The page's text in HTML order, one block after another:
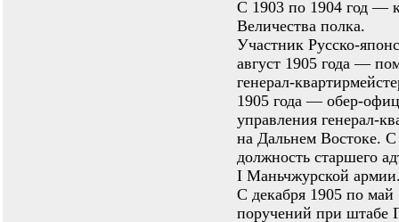
С 1903 по 1904 год —
Величества полка.
Участник Русско-
август 1905 года —
генерал-
1905 года — обер-
управления генерал-
на Дальнем Востоке.
должность старшего
I Маньчжурской
С декабря 1905 по
поручений при штабе